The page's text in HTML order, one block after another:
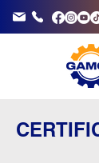
3320072